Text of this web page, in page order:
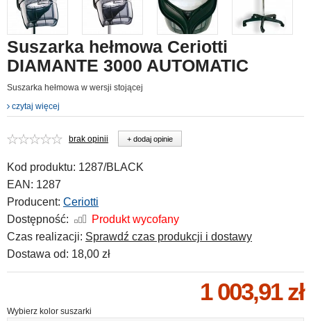
Suszarka hełmowa Ceriotti
DIAMANTE 3000 AUTOMATIC
Suszarka hełmowa w wersji stojącej
czytaj więcej
brak opinii + dodaj opinie
Kod produktu: 1287/BLACK
EAN: 1287
Producent: Ceriotti
Dostępność:
Produkt wycofany
Czas realizacji: Sprawdź czas produkcji i dostawy
Dostawa od: 18,00 zł
1 003,91 zł
Wybierz kolor suszarki